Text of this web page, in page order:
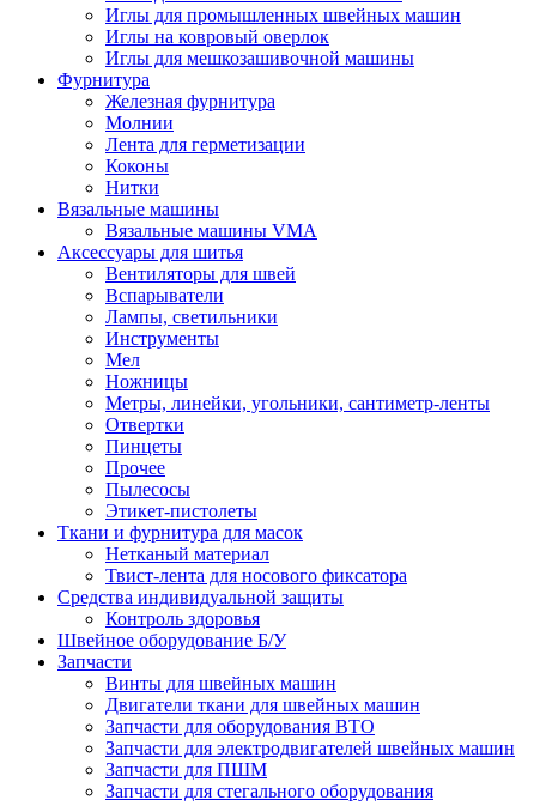
Иглы для промышленных швейных машин
Иглы на ковровый оверлок
Иглы для мешкозашивочной машины
Фурнитура
Железная фурнитура
Молнии
Лента для герметизации
Коконы
Нитки
Вязальные машины
Вязальные машины VMA
Аксессуары для шитья
Вентиляторы для швей
Вспарыватели
Лампы, светильники
Инструменты
Мел
Ножницы
Метры, линейки, угольники, сантиметр-ленты
Отвертки
Пинцеты
Прочее
Пылесосы
Этикет-пистолеты
Ткани и фурнитура для масок
Нетканый материал
Твист-лента для носового фиксатора
Средства индивидуальной защиты
Контроль здоровья
Швейное оборудование Б/У
Запчасти
Винты для швейных машин
Двигатели ткани для швейных машин
Запчасти для оборудования ВТО
Запчасти для электродвигателей швейных машин
Запчасти для ПШМ
Запчасти для стегального оборудования